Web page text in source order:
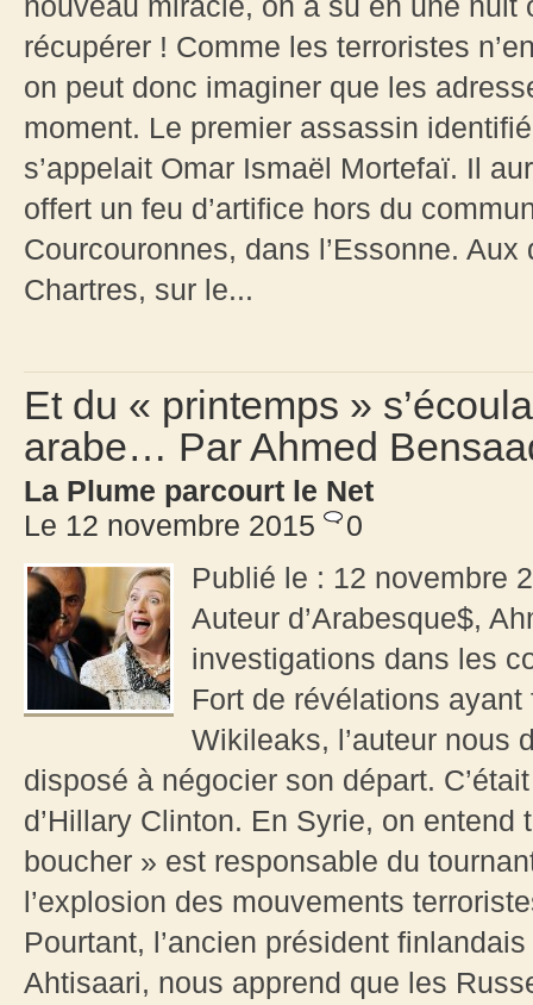
récupérer ! Comme les terroristes
on peut donc imaginer que les
moment. Le premier assassin
s’appelait Omar Ismaël Mortefaï. Il
offert un feu d’artifice hors du
Courcouronnes, dans l’Essonne.
Chartres, sur le...
Et du « printemps »
arabe… Par Ahmed
La Plume parcourt le Net
Le 12 novembre 2015
0
Publié le : 12 novembre
Auteur d’Arabesque$,
investigations dans les
Fort de révélations
Wikileaks, l’auteur nous
disposé à négocier son départ.
d’Hillary Clinton. En Syrie, on
boucher » est responsable du
l’explosion des mouvements
Pourtant, l’ancien président
Ahtisaari, nous apprend que les